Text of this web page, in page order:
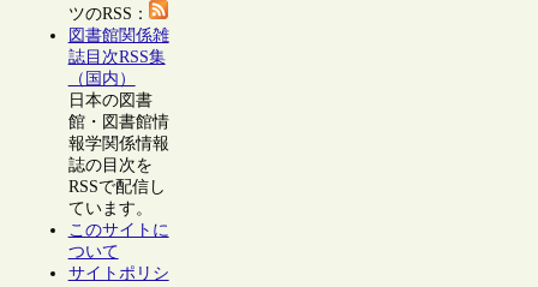
ツのRSS：
図書館関係雑
誌目次RSS集
（国内）
日本の図書
館・図書館情
報学関係情報
誌の目次を
RSSで配信し
ています。
このサイトに
ついて
サイトポリシ